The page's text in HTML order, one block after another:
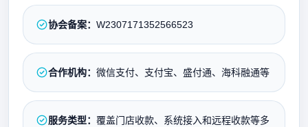
协会备案： W2307171352566523
合作机构： 微信支付、支付宝、盛付通、海科融通等
服务类型： 覆盖门店收款、系统接入和远程收款等多